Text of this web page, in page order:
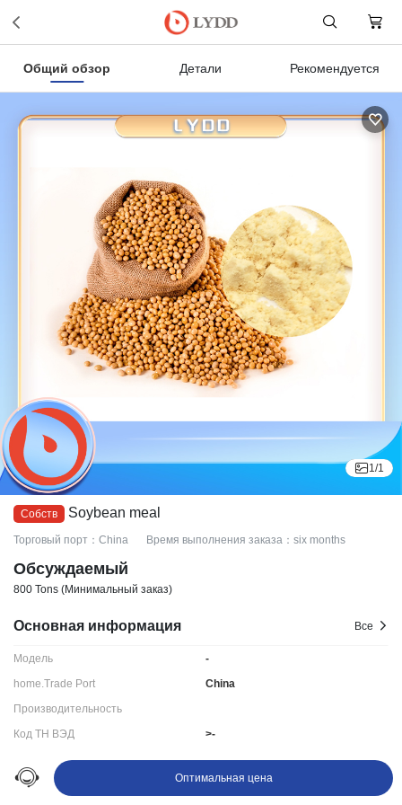
Общий обзор Детали Рекомендуется
1/1
Soybean meal
Торговый порт：China Время выполнения заказа：six months
Обсуждаемый
800 Tons (Минимальный заказ)
Основная информация Все
Модель
-
home.Trade Port
China
Производительность
Код ТН ВЭД
>-
Срок поставки:
six months
Оптимальная цена